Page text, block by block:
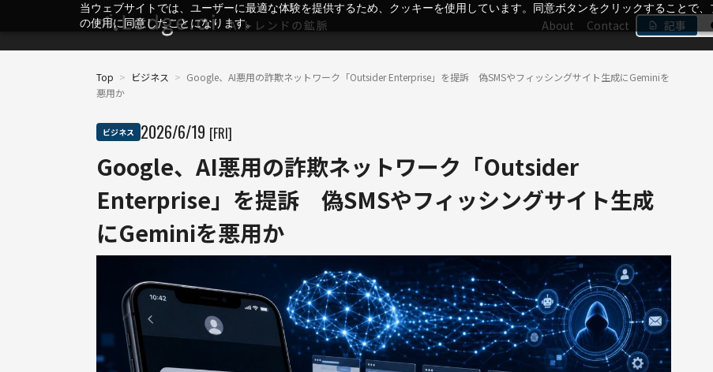
当ウェブサイトでは、ユーザーに最適な体験を提供するため、クッキーを使用しています。同意ボタンをクリックすることで
の使用に同意したことになります。
About Contact 記事
Top > ビジネス > Google、AI悪用の詐欺ネットワーク「Outsider Enterprise」を提訴 偽SMSやフィッシングサイト生成にGeminiを
悪用か
ビジネス 2026/6/19 [FRI]
Google、AI悪用の詐欺ネットワーク「Outsider
Enterprise」を提訴 偽SMSやフィッシングサイト生成
にGeminiを悪用か